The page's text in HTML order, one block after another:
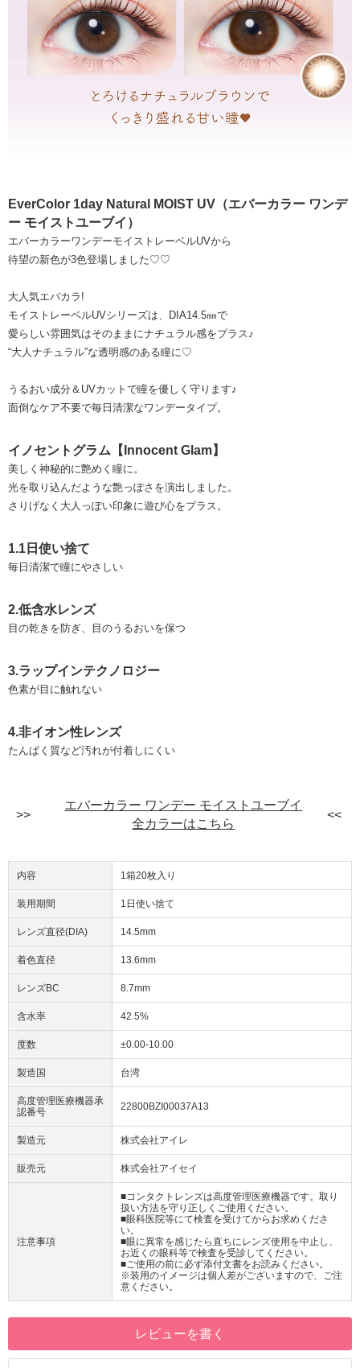
EverColor 1day Natural MOIST UV（エバーカラー ワンデ
ー モイストユーブイ）
エバーカラーワンデーモイストレーベルUVから
待望の新色が3色登場しました♡♡
大人気エバカラ!
モイストレーベルUVシリーズは、DIA14.5㎜で
愛らしい雰囲気はそのままにナチュラル感をプラス♪
“大人ナチュラル”な透明感のある瞳に♡
うるおい成分＆UVカットで瞳を優しく守ります♪
面倒なケア不要で毎日清潔なワンデータイプ。
イノセントグラム【Innocent Glam】
美しく神秘的に艶めく瞳に。
光を取り込んだような艶っぽさを演出しました。
さりげなく大人っぽい印象に遊び心をプラス。
1.1日使い捨て
毎日清潔で瞳にやさしい
2.低含水レンズ
目の乾きを防ぎ、目のうるおいを保つ
3.ラップインテクノロジー
色素が目に触れない
4.非イオン性レンズ
たんぱく質など汚れが付着しにくい
エバーカラー ワンデー モイストユーブイ
全カラーはこちら
内容 1箱20枚入り
装用期間 1日使い捨て
レンズ直径(DIA) 14.5mm
着色直径 13.6mm
レンズBC 8.7mm
含水率 42.5%
度数 ±0.00-10.00
製造国 台湾
高度管理医療機器承
認番号
22800BZI00037A13
製造元 株式会社アイレ
販売元 株式会社アイセイ
注意事項
■コンタクトレンズは高度管理医療機器です。取り
扱い方法を守り正しくご使用ください。
■眼科医院等にて検査を受けてからお求めくださ
い。
■眼に異常を感じたら直ちにレンズ使用を中止し、
お近くの眼科等で検査を受診してください。
■ご使用の前に必ず添付文書をお読みください。
※装用のイメージは個人差がございますので、ご注
意ください。
レビューを書く